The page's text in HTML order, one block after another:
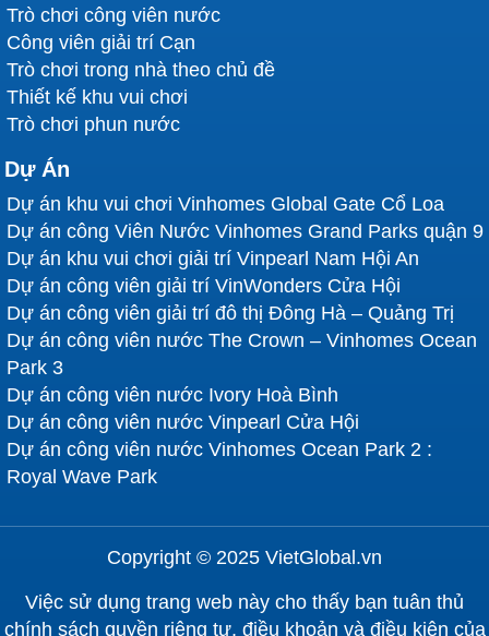
Trò chơi công viên nước
Công viên giải trí Cạn
Trò chơi trong nhà theo chủ đề
Thiết kế khu vui chơi
Trò chơi phun nước
Dự Án
Dự án khu vui chơi Vinhomes Global Gate Cổ Loa
Dự án công Viên Nước Vinhomes Grand Parks quận 9
Dự án khu vui chơi giải trí Vinpearl Nam Hội An
Dự án công viên giải trí VinWonders Cửa Hội
Dự án công viên giải trí đô thị Đông Hà – Quảng Trị
Dự án công viên nước The Crown – Vinhomes Ocean
Park 3
Dự án công viên nước Ivory Hoà Bình
Dự án công viên nước Vinpearl Cửa Hội
Dự án công viên nước Vinhomes Ocean Park 2 :
Royal Wave Park
Copyright © 2025 VietGlobal.vn
Việc sử dụng trang web này cho thấy bạn tuân thủ
chính sách quyền riêng tư, điều khoản và điều kiện của